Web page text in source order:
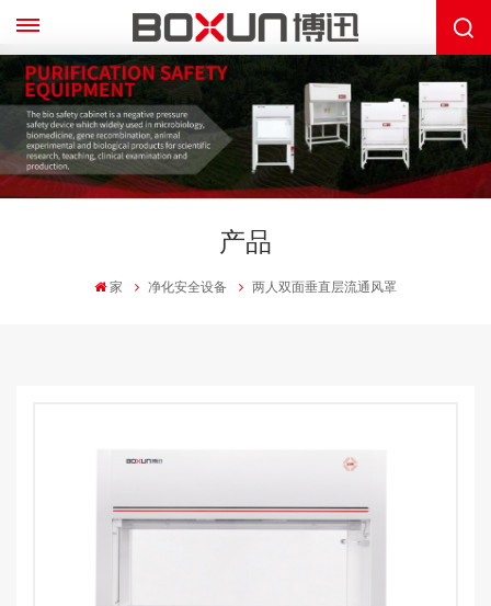
产品
家 净化安全设备 两人双面垂直层流通风罩